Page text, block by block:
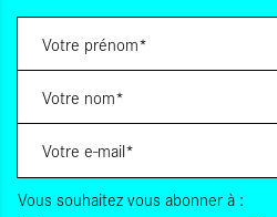
Vous souhaitez vous abonner à :